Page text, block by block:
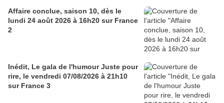
Affaire conclue, saison 10, dès le
lundi 24 août 2026 à 16h20 sur France
2
Inédit, Le gala de l'humour Juste pour
rire, le vendredi 07/08/2026 à 21h10
sur France 3